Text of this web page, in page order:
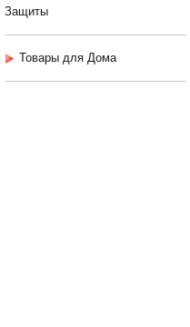
Защиты
Товары для Дома